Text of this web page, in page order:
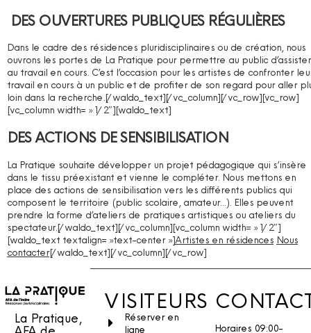
DES OUVERTURES PUBLIQUES RÉGULIÈRES
Dans le cadre des résidences pluridisciplinaires ou de création, nous
ouvrons les portes de La Pratique pour permettre au public d’assister
au travail en cours. C’est l’occasion pour les artistes de confronter
travail en cours à un public et de profiter de son regard pour aller
loin dans la recherche.[/waldo_text][/vc_column][/vc_row][vc_row]
[vc_column width= »1/2″][waldo_text]
DES ACTIONS DE SENSIBILISATION
La Pratique souhaite développer un projet pédagogique qui s’insère
dans le tissu préexistant et vienne le compléter. Nous mettons en
place des actions de sensibilisation vers les différents publics qui
composent le territoire (public scolaire, amateur…). Elles peuvent
prendre la forme d’ateliers de pratiques artistiques ou ateliers du
spectateur.[/waldo_text][/vc_column][vc_column width= »1/2″]
[waldo_text textalign= »text-center »]Artistes en résidences Nous
contacter[/waldo_text][/vc_column][/vc_row]
La Pratique,
VISITEURS
Réserver en
ligne
Horaires 09:00-